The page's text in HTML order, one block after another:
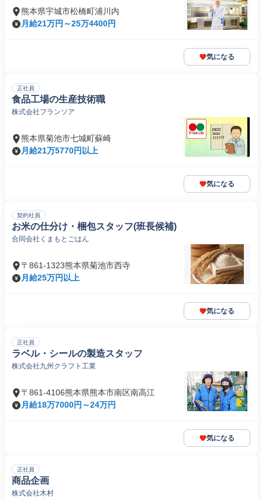
熊本県宇城市松橋町浦川内
月給21万円～25万4400円
気になる
正社員
食品工場の生産技術職
株式会社フランソア
熊本県菊池市七城町蘇崎
月給21万5770円以上
気になる
契約社員
お米の仕分け・梱包スタッフ(班長候補)
合同会社くまもとごはん
〒861-1323熊本県菊池市西寺
月給25万円以上
気になる
正社員
ラベル・シールの製造スタッフ
株式会社九州クラフト工業
〒861-4106熊本県熊本市南区南高江
月給18万7000円～24万円
気になる
正社員
商品企画
株式会社木村